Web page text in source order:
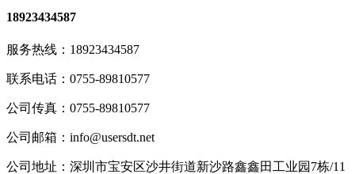
18923434587
服务热线： 18923434587
联系电话： 0755-89810577
公司传真： 0755-89810577
公司邮箱： info@usersdt.net
公司地址： 深圳市宝安区沙井街道新沙路鑫鑫田工业园7栋/11